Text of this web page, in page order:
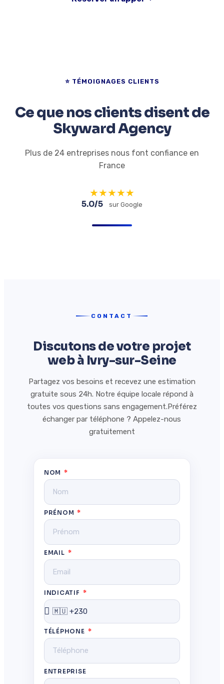
⭐ TÉMOIGNAGES CLIENTS
Ce que nos clients disent de
Skyward Agency
Plus de 24 entreprises nous font confiance en
France
★★★★★
5.0/5 sur Google
CONTACT
Discutons de votre projet
web à Ivry-sur-Seine
Partagez vos besoins et recevez une estimation
gratuite sous 24h. Notre équipe locale répond à
toutes vos questions sans engagement.Préférez
échanger par téléphone ? Appelez-nous
gratuitement
NOM
PRÉNOM
EMAIL
INDICATIF
TÉLÉPHONE
ENTREPRISE